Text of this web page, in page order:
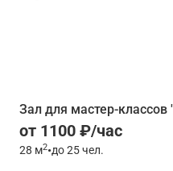
Зал для мастер-
от 1100 ₽/час
28 м2•до 25 чел.